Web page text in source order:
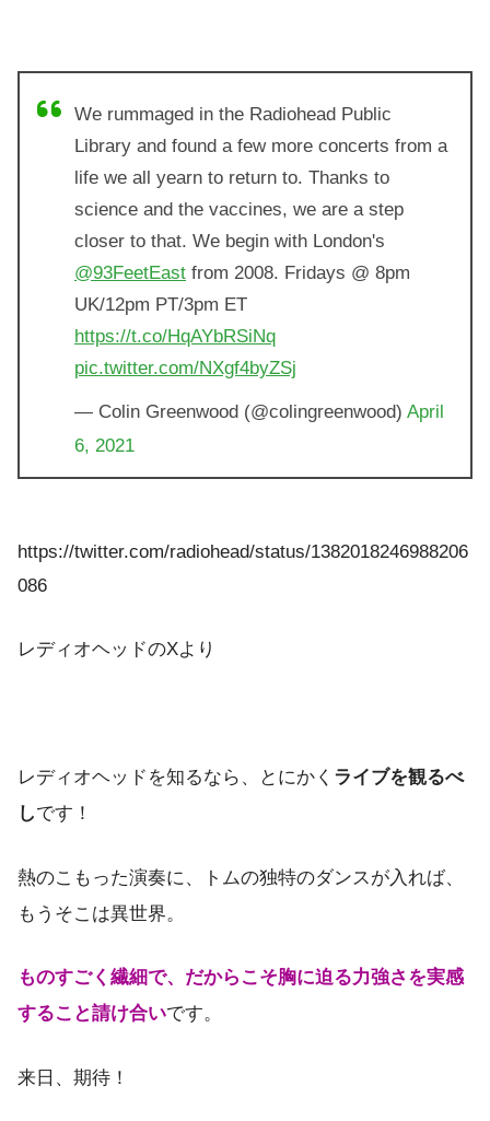
We rummaged in the Radiohead Public
Library and found a few more concerts from a
life we all yearn to return to. Thanks to
science and the vaccines, we are a step
closer to that. We begin with London's
@93FeetEast from 2008. Fridays @ 8pm
UK/12pm PT/3pm ET
https://t.co/HqAYbRSiNq
pic.twitter.com/NXgf4byZSj
— Colin Greenwood (@colingreenwood) April
6, 2021
https://twitter.com/radiohead/status/1382018246988206
086
レディオヘッドのXより
レディオヘッドを知るなら、とにかく ライブを観るべ
しです！
熱のこもった演奏に、トムの独特のダンスが入れば、
もうそこは異世界。
ものすごく繊細で、だからこそ胸に迫る力強さを実感
すること請け合いです。
来日、期待！